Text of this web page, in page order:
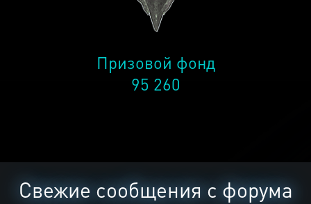
Призовой фонд
95 260
Свежие сообщения с форума